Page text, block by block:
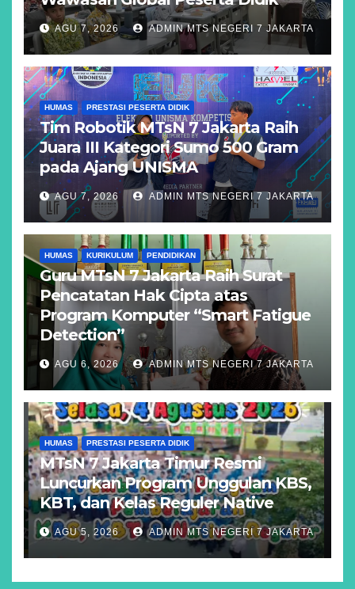
AGU 7, 2026 ADMIN MTS NEGERI 7 JAKARTA
HUMAS PRESTASI PESERTA DIDIK
Tim Robotik MTsN 7 Jakarta Raih
Juara III Kategori Sumo 500 Gram
pada Ajang UNISMA
AGU 7, 2026 ADMIN MTS NEGERI 7 JAKARTA
HUMAS KURIKULUM PENDIDIKAN
Guru MTsN 7 Jakarta Raih Surat
Pencatatan Hak Cipta atas
Program Komputer “Smart Fatigue
Detection”
AGU 6, 2026 ADMIN MTS NEGERI 7 JAKARTA
HUMAS PRESTASI PESERTA DIDIK
MTsN 7 Jakarta Timur Resmi
Luncurkan Program Unggulan KBS,
KBT, dan Kelas Reguler Native
AGU 5, 2026 ADMIN MTS NEGERI 7 JAKARTA